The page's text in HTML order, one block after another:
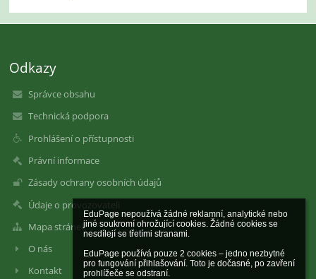
EduPage nepoužívá žádné reklamní, analytické nebo
jiné soukromí ohrožující cookies. Žádné cookies se
nesdílejí se třetími stranami.
EduPage používá pouze 2 cookies – jedno nezbytné
pro fungování přihlašování. Toto je dočasné, po zavření
prohlížeče se odstraní.
Odkazy
Správce obsahu
Technická podpora
Prohlášení o přístupnosti
Právní informace
Zásady ochrany osobních údajů
Údaje o provozovateli
Mapa stránek
O nás
Kontakt